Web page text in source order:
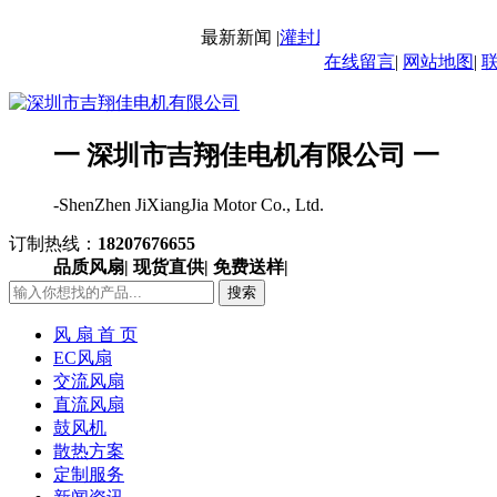
最新新闻 |灌封风扇-IP68风扇
在线留言| 网站地图|
一 深圳市吉翔佳电机有限公司 一
-ShenZhen JiXiangJia Motor Co., Ltd.
订制热线： 18207676655
品质风扇| 现货直供| 免费送样|
搜索
风 扇 首 页
EC风扇
交流风扇
直流风扇
鼓风机
散热方案
定制服务